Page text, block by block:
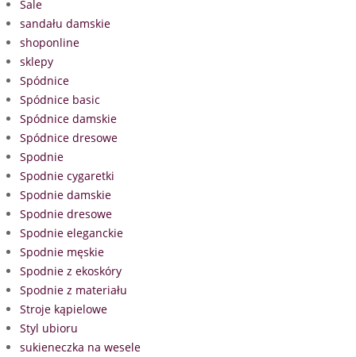
Sale
sandału damskie
shoponline
sklepy
Spódnice
Spódnice basic
Spódnice damskie
Spódnice dresowe
Spodnie
Spodnie cygaretki
Spodnie damskie
Spodnie dresowe
Spodnie eleganckie
Spodnie męskie
Spodnie z ekoskóry
Spodnie z materiału
Stroje kąpielowe
Styl ubioru
sukieneczka na wesele